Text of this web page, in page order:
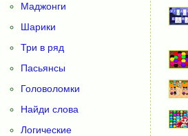
Маджонги
Шарики
Три в ряд
Пасьянсы
Головоломки
Найди слова
Логические